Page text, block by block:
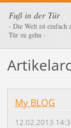
Fuß in der Tür
- Die Welt ist einfach
Tür zu gehn -
My BLOG
12.02.2013